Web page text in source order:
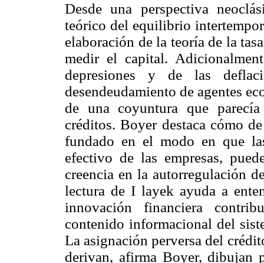
Desde una perspectiva
teórico del equilibrio
elaboración de la teoría de la
medir el capital.
depresiones y de las
desendeudamiento de agentes
de una coyuntura que
créditos. Boyer destaca cómo
fundado en el modo en que
efectivo de las empresas,
creencia en la autorregulación
lectura de I layek ayuda a
innovación financiera
contenido informacional del
La asignación perversa del
derivan, afirma Boyer, dibujan